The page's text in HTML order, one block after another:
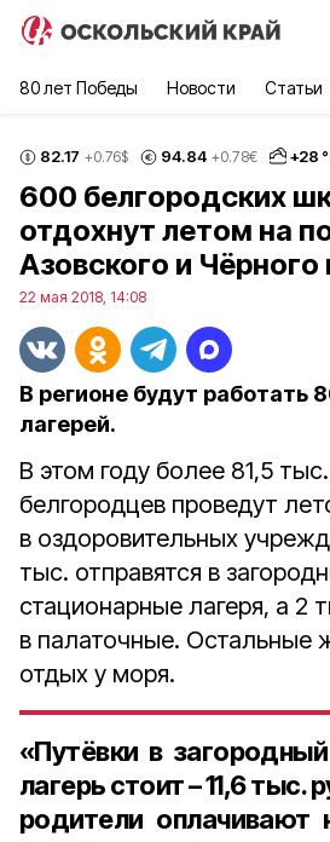
80 лет Победы Новости Статьи
82.17 +0.76$ 94.84 +0.78€ +28
600 белгородских
отдохнут летом на
Азовского и
22 мая 2018, 14:08
В регионе будут работать
лагерей.
В этом году более 81,5
белгородцев проведут
в оздоровительных
тыс. отправятся в
стационарные лагеря, а 2
в палаточные. Остальные
отдых у моря.
«Путёвки в
лагерь стоит –11,6 тыс.
родители оплачивают